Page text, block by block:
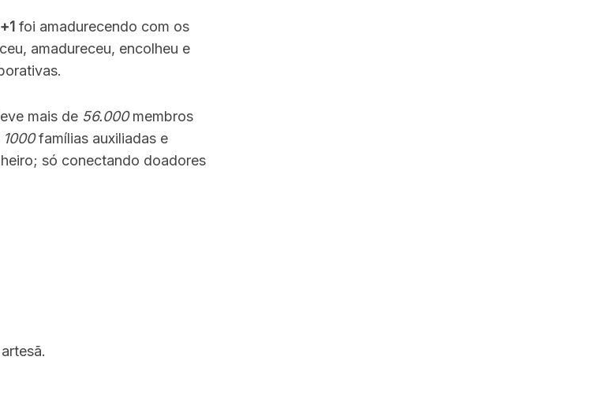
foi amadurecendo com os
amadureceu, encolheu e
mais de 56.000membros
1000famílias auxiliadas e
só conectando doadores